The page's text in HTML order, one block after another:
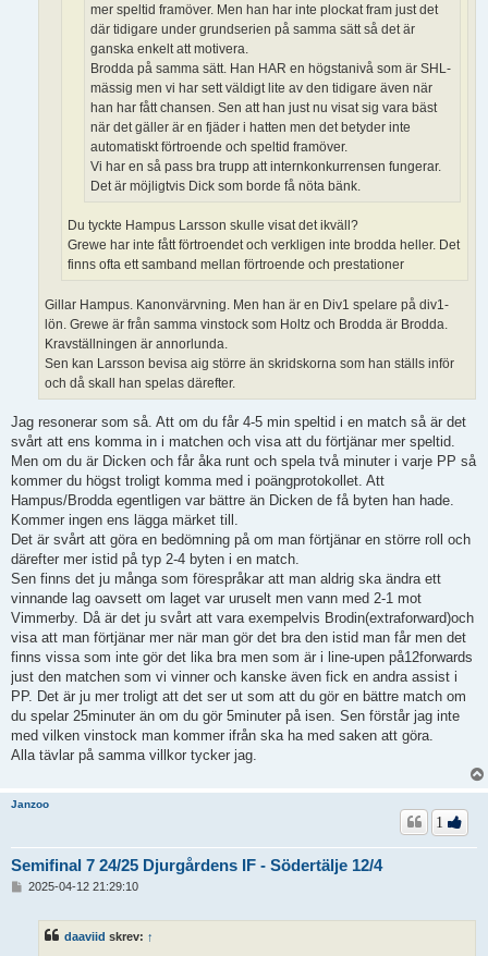
mer speltid framöver. Men han har inte plockat fram just det
där tidigare under grundserien på samma sätt så det är
ganska enkelt att motivera.
Brodda på samma sätt. Han HAR en högstanivå som är SHL-
mässig men vi har sett väldigt lite av den tidigare även när
han har fått chansen. Sen att han just nu visat sig vara bäst
när det gäller är en fjäder i hatten men det betyder inte
automatiskt förtroende och speltid framöver.
Vi har en så pass bra trupp att internkonkurrensen fungerar.
Det är möjligtvis Dick som borde få nöta bänk.
Du tyckte Hampus Larsson skulle visat det ikväll?
Grewe har inte fått förtroendet och verkligen inte brodda heller. Det
finns ofta ett samband mellan förtroende och prestationer
Gillar Hampus. Kanonvärvning. Men han är en Div1 spelare på div1-
lön. Grewe är från samma vinstock som Holtz och Brodda är Brodda.
Kravställningen är annorlunda.
Sen kan Larsson bevisa aig större än skridskorna som han ställs inför
och då skall han spelas därefter.
Jag resonerar som så. Att om du får 4-5 min speltid i en match så är det
svårt att ens komma in i matchen och visa att du förtjänar mer speltid.
Men om du är Dicken och får åka runt och spela två minuter i varje PP så
kommer du högst troligt komma med i poängprotokollet. Att
Hampus/Brodda egentligen var bättre än Dicken de få byten han hade.
Kommer ingen ens lägga märket till.
Det är svårt att göra en bedömning på om man förtjänar en större roll och
därefter mer istid på typ 2-4 byten i en match.
Sen finns det ju många som förespråkar att man aldrig ska ändra ett
vinnande lag oavsett om laget var uruselt men vann med 2-1 mot
Vimmerby. Då är det ju svårt att vara exempelvis Brodin(extraforward)och
visa att man förtjänar mer när man gör det bra den istid man får men det
finns vissa som inte gör det lika bra men som är i line-upen på12forwards
just den matchen som vi vinner och kanske även fick en andra assist i
PP. Det är ju mer troligt att det ser ut som att du gör en bättre match om
du spelar 25minuter än om du gör 5minuter på isen. Sen förstår jag inte
med vilken vinstock man kommer ifrån ska ha med saken att göra.
Alla tävlar på samma villkor tycker jag.
Janzoo
Semifinal 7 24/25 Djurgårdens IF - Södertälje 12/4
1
2025-04-12 21:29:10
daaviid skrev: ↑